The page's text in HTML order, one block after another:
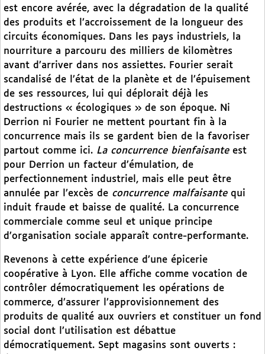
est encore avérée, avec la dégradation de la qualité
des produits et l’accroissement de la longueur des
circuits économiques. Dans les pays industriels, la
nourriture a parcouru des milliers de kilomètres
avant d’arriver dans nos assiettes. Fourier serait
scandalisé de l’état de la planète et de l’épuisement
de ses ressources, lui qui déplorait déjà les
destructions « écologiques » de son époque. Ni
Derrion ni Fourier ne mettent pourtant fin à la
concurrence mais ils se gardent bien de la favoriser
partout comme ici. La concurrence bienfaisanteest
pour Derrion un facteur d’émulation, de
perfectionnement industriel, mais elle peut être
annulée par l’excès de concurrence malfaisantequi
induit fraude et baisse de qualité. La concurrence
commerciale comme seul et unique principe
d’organisation sociale apparaît contre-performante.
Revenons à cette expérience d’une épicerie
coopérative à Lyon. Elle affiche comme vocation de
contrôler démocratiquement les opérations de
commerce, d’assurer l’approvisionnement des
produits de qualité aux ouvriers et constituer un fond
social dont l’utilisation est débattue
démocratiquement. Sept magasins sont ouverts :